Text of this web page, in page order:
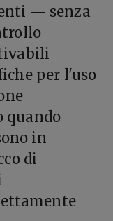
— senza
per l'uso
quando
in
di